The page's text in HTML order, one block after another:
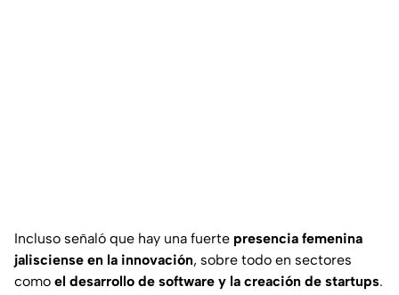
Incluso señaló que hay una fuerte presencia femenina
jalisciense en la innovación, sobre todo en sectores
como el desarrollo de software y la creación de startups.